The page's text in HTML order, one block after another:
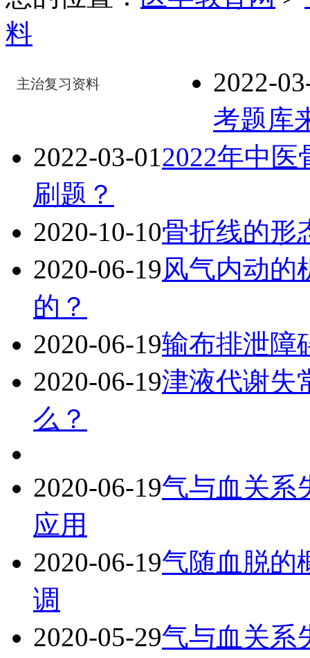
料
主治复习资料
2022-
考题库
2022-03-012022年中
刷题？
2020-10-10骨折线的形
2020-06-19风气内动的
的？
2020-06-19输布排泄障
2020-06-19津液代谢失
么？
2020-06-19气与血关系
应用
2020-06-19气随血脱的
调
2020-05-29气与血关系